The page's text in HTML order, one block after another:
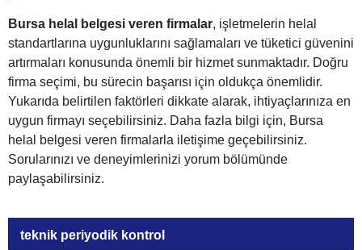
teknik periyodik kontrol
Bursa helal belgesi veren firmalar, işletmelerin helal
standartlarına uygunluklarını sağlamaları ve tüketici güvenini
artırmaları konusunda önemli bir hizmet sunmaktadır. Doğru
firma seçimi, bu sürecin başarısı için oldukça önemlidir.
Yukarıda belirtilen faktörleri dikkate alarak, ihtiyaçlarınıza en
uygun firmayı seçebilirsiniz. Daha fazla bilgi için, Bursa
helal belgesi veren firmalarla iletişime geçebilirsiniz.
Sorularınızı ve deneyimlerinizi yorum bölümünde
paylaşabilirsiniz.